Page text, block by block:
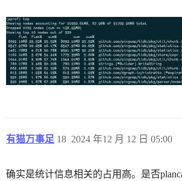
有猫万事足 2024 年12 月 12 日 05:00
18
确实是统计信息相关的占用高。是否